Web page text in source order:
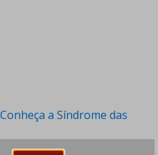
a Síndrome das